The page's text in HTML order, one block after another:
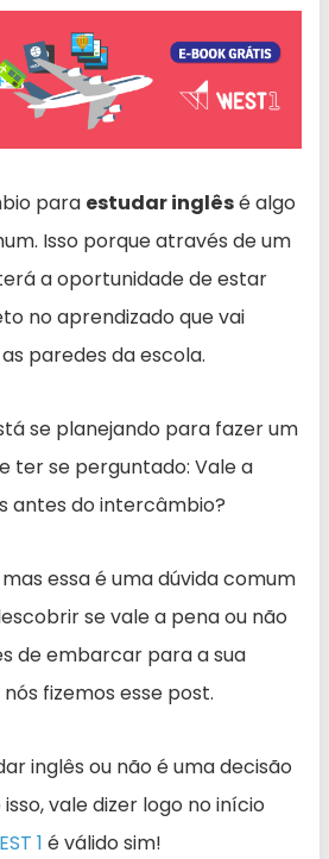
para estudar inglêsé algo
Isso porque através de um
a oportunidade de estar
no aprendizado que vai
paredes da escola.
se planejando para fazer um
ter se perguntado: Vale a
antes do intercâmbio?
essa é uma dúvida comum
se vale a pena ou não
de embarcar para a sua
fizemos esse post.
inglês ou não é uma decisão
vale dizer logo no início
1 é válido sim!